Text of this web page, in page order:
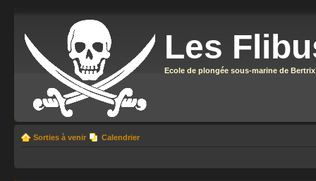
Les
Ecole de plongée sous-marine de Bertrix
Sorties à venir Calendrier